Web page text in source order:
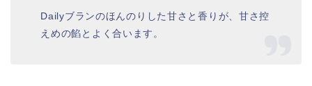
Dailyブランのほんのりした甘さと香りが、甘さ控
えめの餡とよく合います。